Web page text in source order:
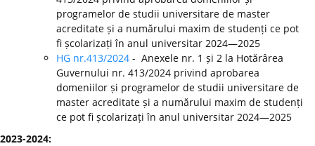
programelor de studii universitare de master
acreditate și a numărului maxim de studenți ce pot
fi școlarizați în anul universitar 2024—2025
HG nr.413/2024 - Anexele nr. 1 și 2 la Hotărârea
Guvernului nr. 413/2024 privind aprobarea
domeniilor și programelor de studii universitare de
master acreditate și a numărului maxim de studenți
ce pot fi școlarizați în anul universitar 2024—2025
2023-2024: